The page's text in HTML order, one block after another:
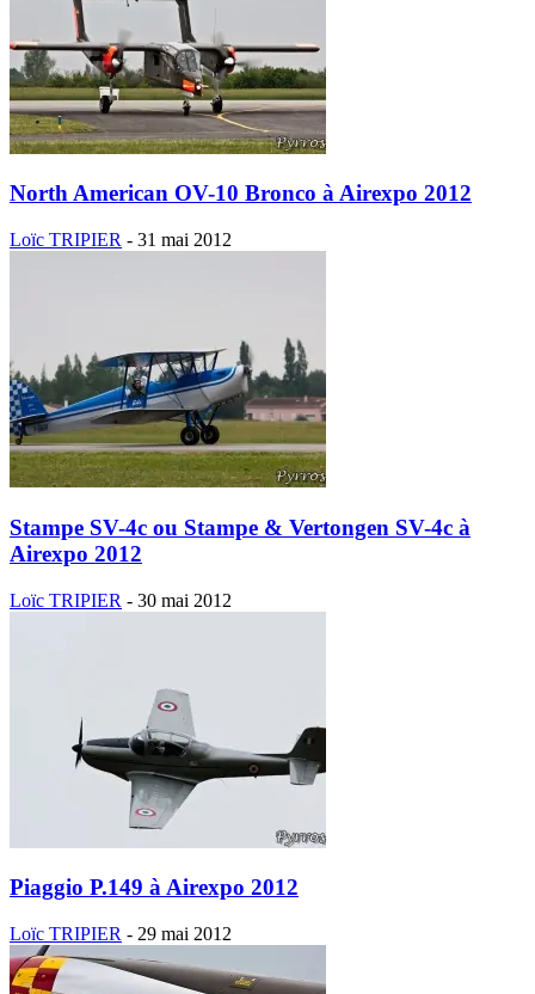
North American OV-10 Bronco à Airexpo 2012
Loïc TRIPIER - 31 mai 2012
Stampe SV-4c ou Stampe & Vertongen SV-4c à
Airexpo 2012
Loïc TRIPIER - 30 mai 2012
Piaggio P.149 à Airexpo 2012
Loïc TRIPIER - 29 mai 2012